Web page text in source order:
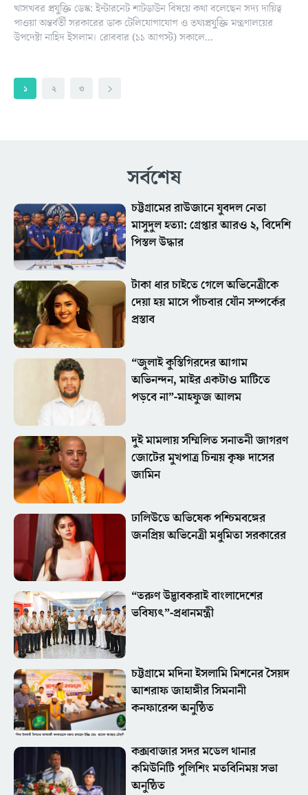
খাসখবর প্রযুক্তি ডেস্ক: ইন্টারনেট শাটডাউন বিষয়ে কথা বলেছেন সদ্য দায়িত্ব
পাওয়া অন্তর্বর্তী সরকারের ডাক টেলিযোগাযোগ ও তথ্যপ্রযুক্তি মন্ত্রণালয়ের
উপদেষ্টা নাহিদ ইসলাম। রোববার (১১ আগস্ট) সকালে...
১ ২ ৩
সর্বশেষ
চট্টগ্রামের রাউজানে যুবদল নেতা
মাসুদুল হত্যা: গ্রেপ্তার আরও ২, বিদেশি
পিস্তল উদ্ধার
টাকা ধার চাইতে গেলে অভিনেত্রীকে
দেয়া হয় মাসে পাঁচবার যৌন সম্পর্কের
প্রস্তাব
“জুলাই কুস্তিগিরদের আগাম
অভিনন্দন, মাইর একটাও মাটিতে
পড়বে না”-মাহফুজ আলম
দুই মামলায় সম্মিলিত সনাতনী জাগরণ
জোটের মুখপাত্র চিন্ময় কৃষ্ণ দাসের
জামিন
ঢালিউডে অভিষেক পশ্চিমবঙ্গের
জনপ্রিয় অভিনেত্রী মধুমিতা সরকারের
“তরুণ উদ্ভাবকরাই বাংলাদেশের
ভবিষ্যৎ”-প্রধানমন্ত্রী
চট্টগ্রামে মদিনা ইসলামি মিশনের সৈয়দ
আশরাফ জাহাঙ্গীর সিমনানী
কনফারেন্স অনুষ্ঠিত
কক্সবাজার সদর মডেল থানার
কমিউনিটি পুলিশিং মতবিনিময় সভা
অনুষ্ঠিত